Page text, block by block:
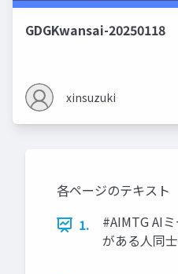
GDGKwansai-20250118
xinsuzuki
各ページのテキスト
1.
#AIMTG AI
がある人同